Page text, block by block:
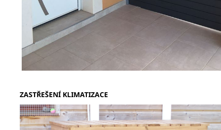
ZASTŘEŠENÍ KLIMATIZACE